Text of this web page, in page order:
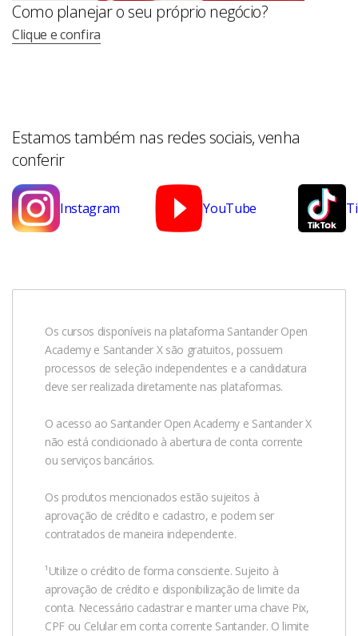
Como planejar o seu próprio negócio?
Clique e confira
Estamos também nas redes sociais, venha
conferir
Instagram YouTube
Os cursos disponíveis na plataforma Santander Open
Academy e Santander X são gratuitos, possuem
processos de seleção independentes e a candidatura
deve ser realizada diretamente nas plataformas.
O acesso ao Santander Open Academy e Santander X
não está condicionado à abertura de conta corrente
ou serviços bancários.
Os produtos mencionados estão sujeitos à
aprovação de crédito e cadastro, e podem ser
contratados de maneira independente.
¹Utilize o crédito de forma consciente. Sujeito à
aprovação de crédito e disponibilização de limite da
conta. Necessário cadastrar e manter uma chave Pix,
CPF ou Celular em conta corrente Santander. O limite